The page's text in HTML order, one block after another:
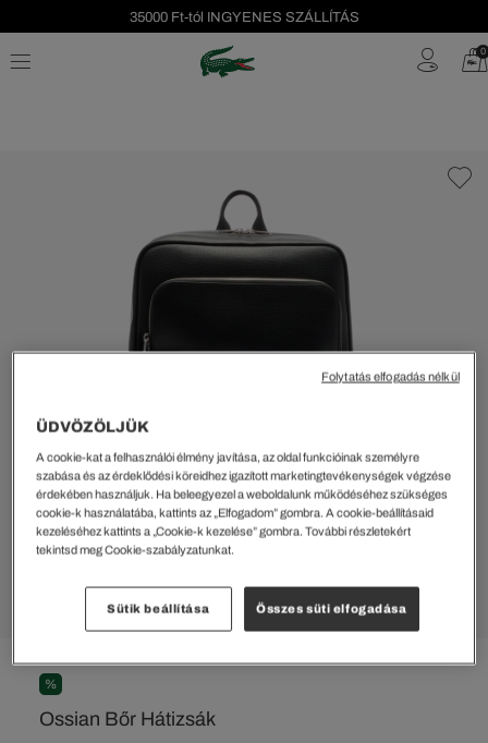
35000 Ft-tól INGYENES SZÁLLÍTÁS
Szezonális leárazás akár -40%! 0
%
Ossian Bőr Hátizsák
ÜDVÖZÖLJÜK
A cookie-kat a felhasználói élmény javítása, az oldal funkcióinak személyre
szabása és az érdeklődési köreidhez igazított marketingtevékenységek végzése
érdekében használjuk. Ha beleegyezel a weboldalunk működéséhez szükséges
cookie-k használatába, kattints az „Elfogadom” gombra. A cookie-beállításaid
kezeléséhez kattints a „Cookie-k kezelése” gombra. További részletekért
tekintsd meg Cookie-szabályzatunkat.
Sütik beállítása Összes süti elfogadása
Folytatás elfogadás nélkül